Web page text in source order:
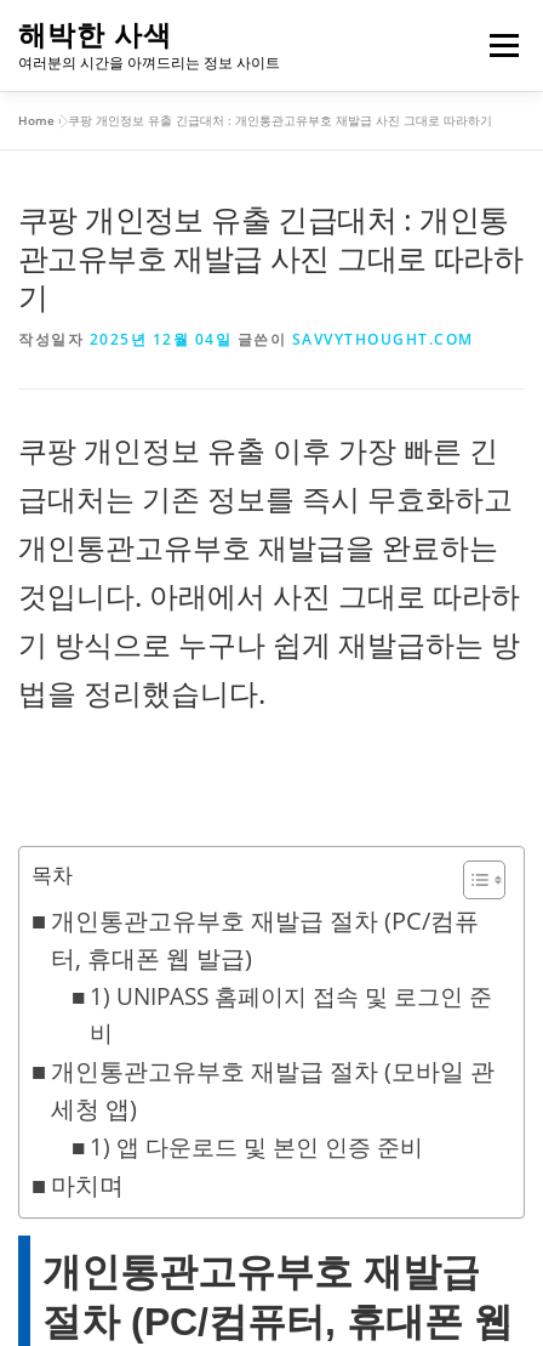
로
해박한 사색
여러분의 시간을 아껴드리는 정보 사이트
메뉴
Home »쿠팡 개인정보 유출 긴급대처 : 개인통관고유부호 재발급 사진 그대로 따라하기
쿠팡 개인정보 유출 긴급대처 : 개인통
관고유부호 재발급 사진 그대로 따라하
기
작성일자 2025년 12월 04일 글쓴이 SAVVYTHOUGHT.COM
쿠팡 개인정보 유출 이후 가장 빠른 긴
급대처는 기존 정보를 즉시 무효화하고
개인통관고유부호 재발급을 완료하는
것입니다. 아래에서 사진 그대로 따라하
기 방식으로 누구나 쉽게 재발급하는 방
법을 정리했습니다.
목차
개인통관고유부호 재발급 절차 (PC/컴퓨
터, 휴대폰 웹 발급)
1) UNIPASS 홈페이지 접속 및 로그인 준
비
개인통관고유부호 재발급 절차 (모바일 관
세청 앱)
1) 앱 다운로드 및 본인 인증 준비
마치며
개인통관고유부호 재발급
절차 (PC/컴퓨터, 휴대폰 웹